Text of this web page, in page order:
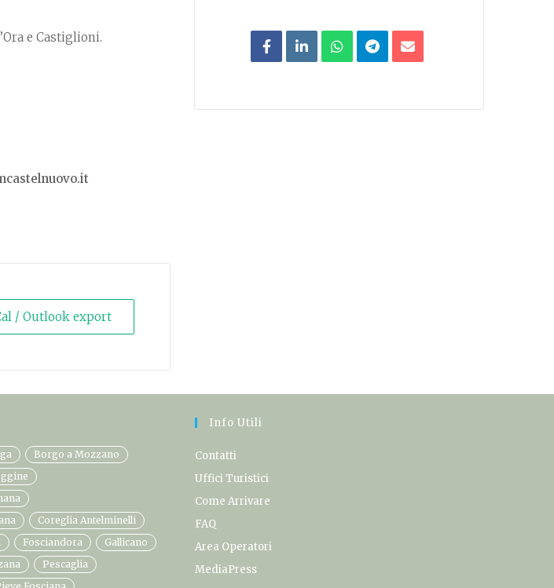
e Castiglioni.
/ Outlook export
Borgo a Mozzano
Coreglia Antelminelli
Fosciandora
Gallicano
Pescaglia
Info Utili
Contatti
Uffici Turistici
Come Arrivare
FAQ
Area Operatori
MediaPress